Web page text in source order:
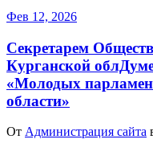
Фев 12, 2026
Секретарем
Курганской
«Молодых
области»
От Администрация сайта